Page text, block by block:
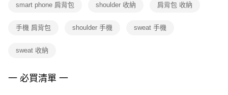
１．透過由恩沛科技股份有限公司提供之「AFTEE先享後付」服務完成之交
權轉讓予恩沛科技股份有限公司。
３．未成年的使用者請事先徵得法定代理人或監護人之同意方可使用
４．使用「AFTEE先享後付」時，將依據個別帳號之用戶狀況，依本公司即
smart phone 肩背包 shoulder 收納 肩背包 收納
手機 肩背包 shoulder 手機 sweat 手機
sweat 收納
一 必買清單 一